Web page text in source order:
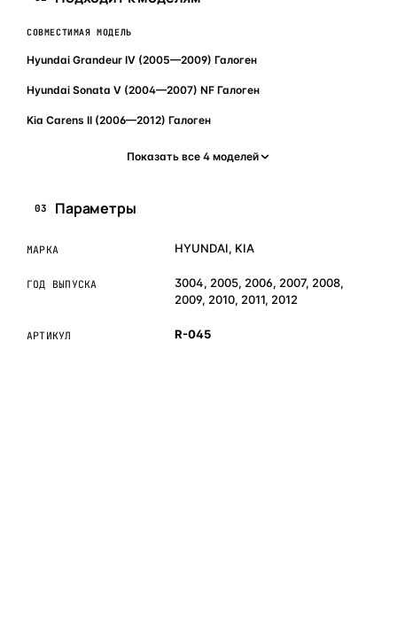
СОВМЕСТИМАЯ МОДЕЛЬ
Hyundai Grandeur IV (2005—2009) Галоген
Hyundai Sonata V (2004—2007) NF Галоген
Kia Carens II (2006—2012) Галоген
Показать все 4 моделей
03 Параметры
МАРКА HYUNDAI, KIA
ГОД ВЫПУСКА
3004, 2005, 2006, 2007, 2008,
2009, 2010, 2011, 2012
АРТИКУЛ R-045